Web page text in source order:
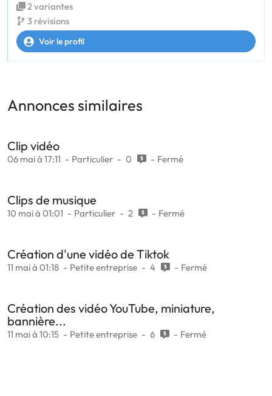
2 variantes
3 révisions
Voir le profil
Annonces similaires
Clip vidéo
06 mai à 17:11 Particulier 0 Fermé
Clips de musique
10 mai à 01:01 Particulier 2 Fermé
Création d'une vidéo de Tiktok
11 mai à 01:18 Petite entreprise 4 Fermé
Création des vidéo YouTube, miniature,
bannière...
11 mai à 10:15 Petite entreprise 6 Fermé